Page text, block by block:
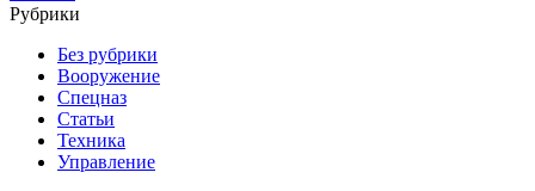
Рубрики
Без рубрики
Вооружение
Спецназ
Статьи
Техника
Управление